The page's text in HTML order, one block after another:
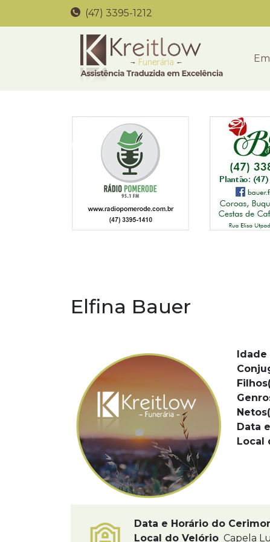
(47) 3395-1212
Elfina Bauer
Idade
Data
Local
Data e Horário do
Local do Velório Capela